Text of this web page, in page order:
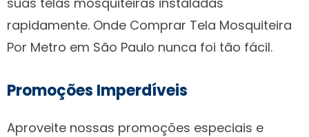
rapidamente. Onde Comprar Tela Mosquiteira
Por Metro em São Paulo nunca foi tão fácil.
Promoções Imperdíveis
Aproveite nossas promoções especiais e